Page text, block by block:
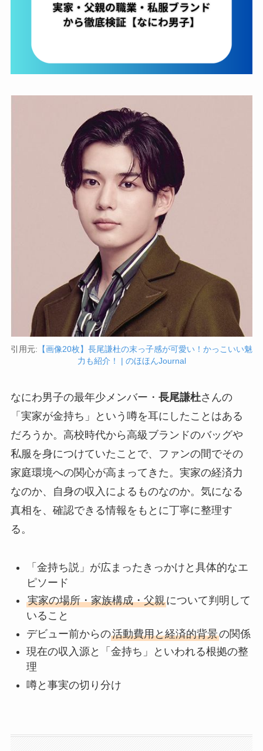
引用元: 【画像20枚】長尾謙杜の末っ子感が可愛い！かっこいい魅
力も紹介！ | のほほんJournal
なにわ男子の最年少メンバー・ 長尾謙杜さんの
「実家が金持ち」という噂を耳にしたことはある
だろうか。高校時代から高級ブランドのバッグや
私服を身につけていたことで、ファンの間でその
家庭環境への関心が高まってきた。実家の経済力
なのか、自身の収入によるものなのか。気になる
真相を、確認できる情報をもとに丁寧に整理す
る。
「金持ち説」が広まったきっかけと具体的なエ
ピソード
実家の場所・家族構成・父親について判明して
いること
デビュー前からの活動費用と経済的背景の関係
現在の収入源と「金持ち」といわれる根拠の整
理
噂と事実の切り分け